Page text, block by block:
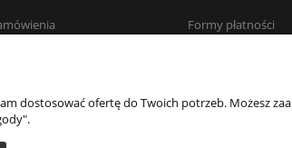
Formy płatności
dostosować ofertę do Twoich potrzeb. Możesz